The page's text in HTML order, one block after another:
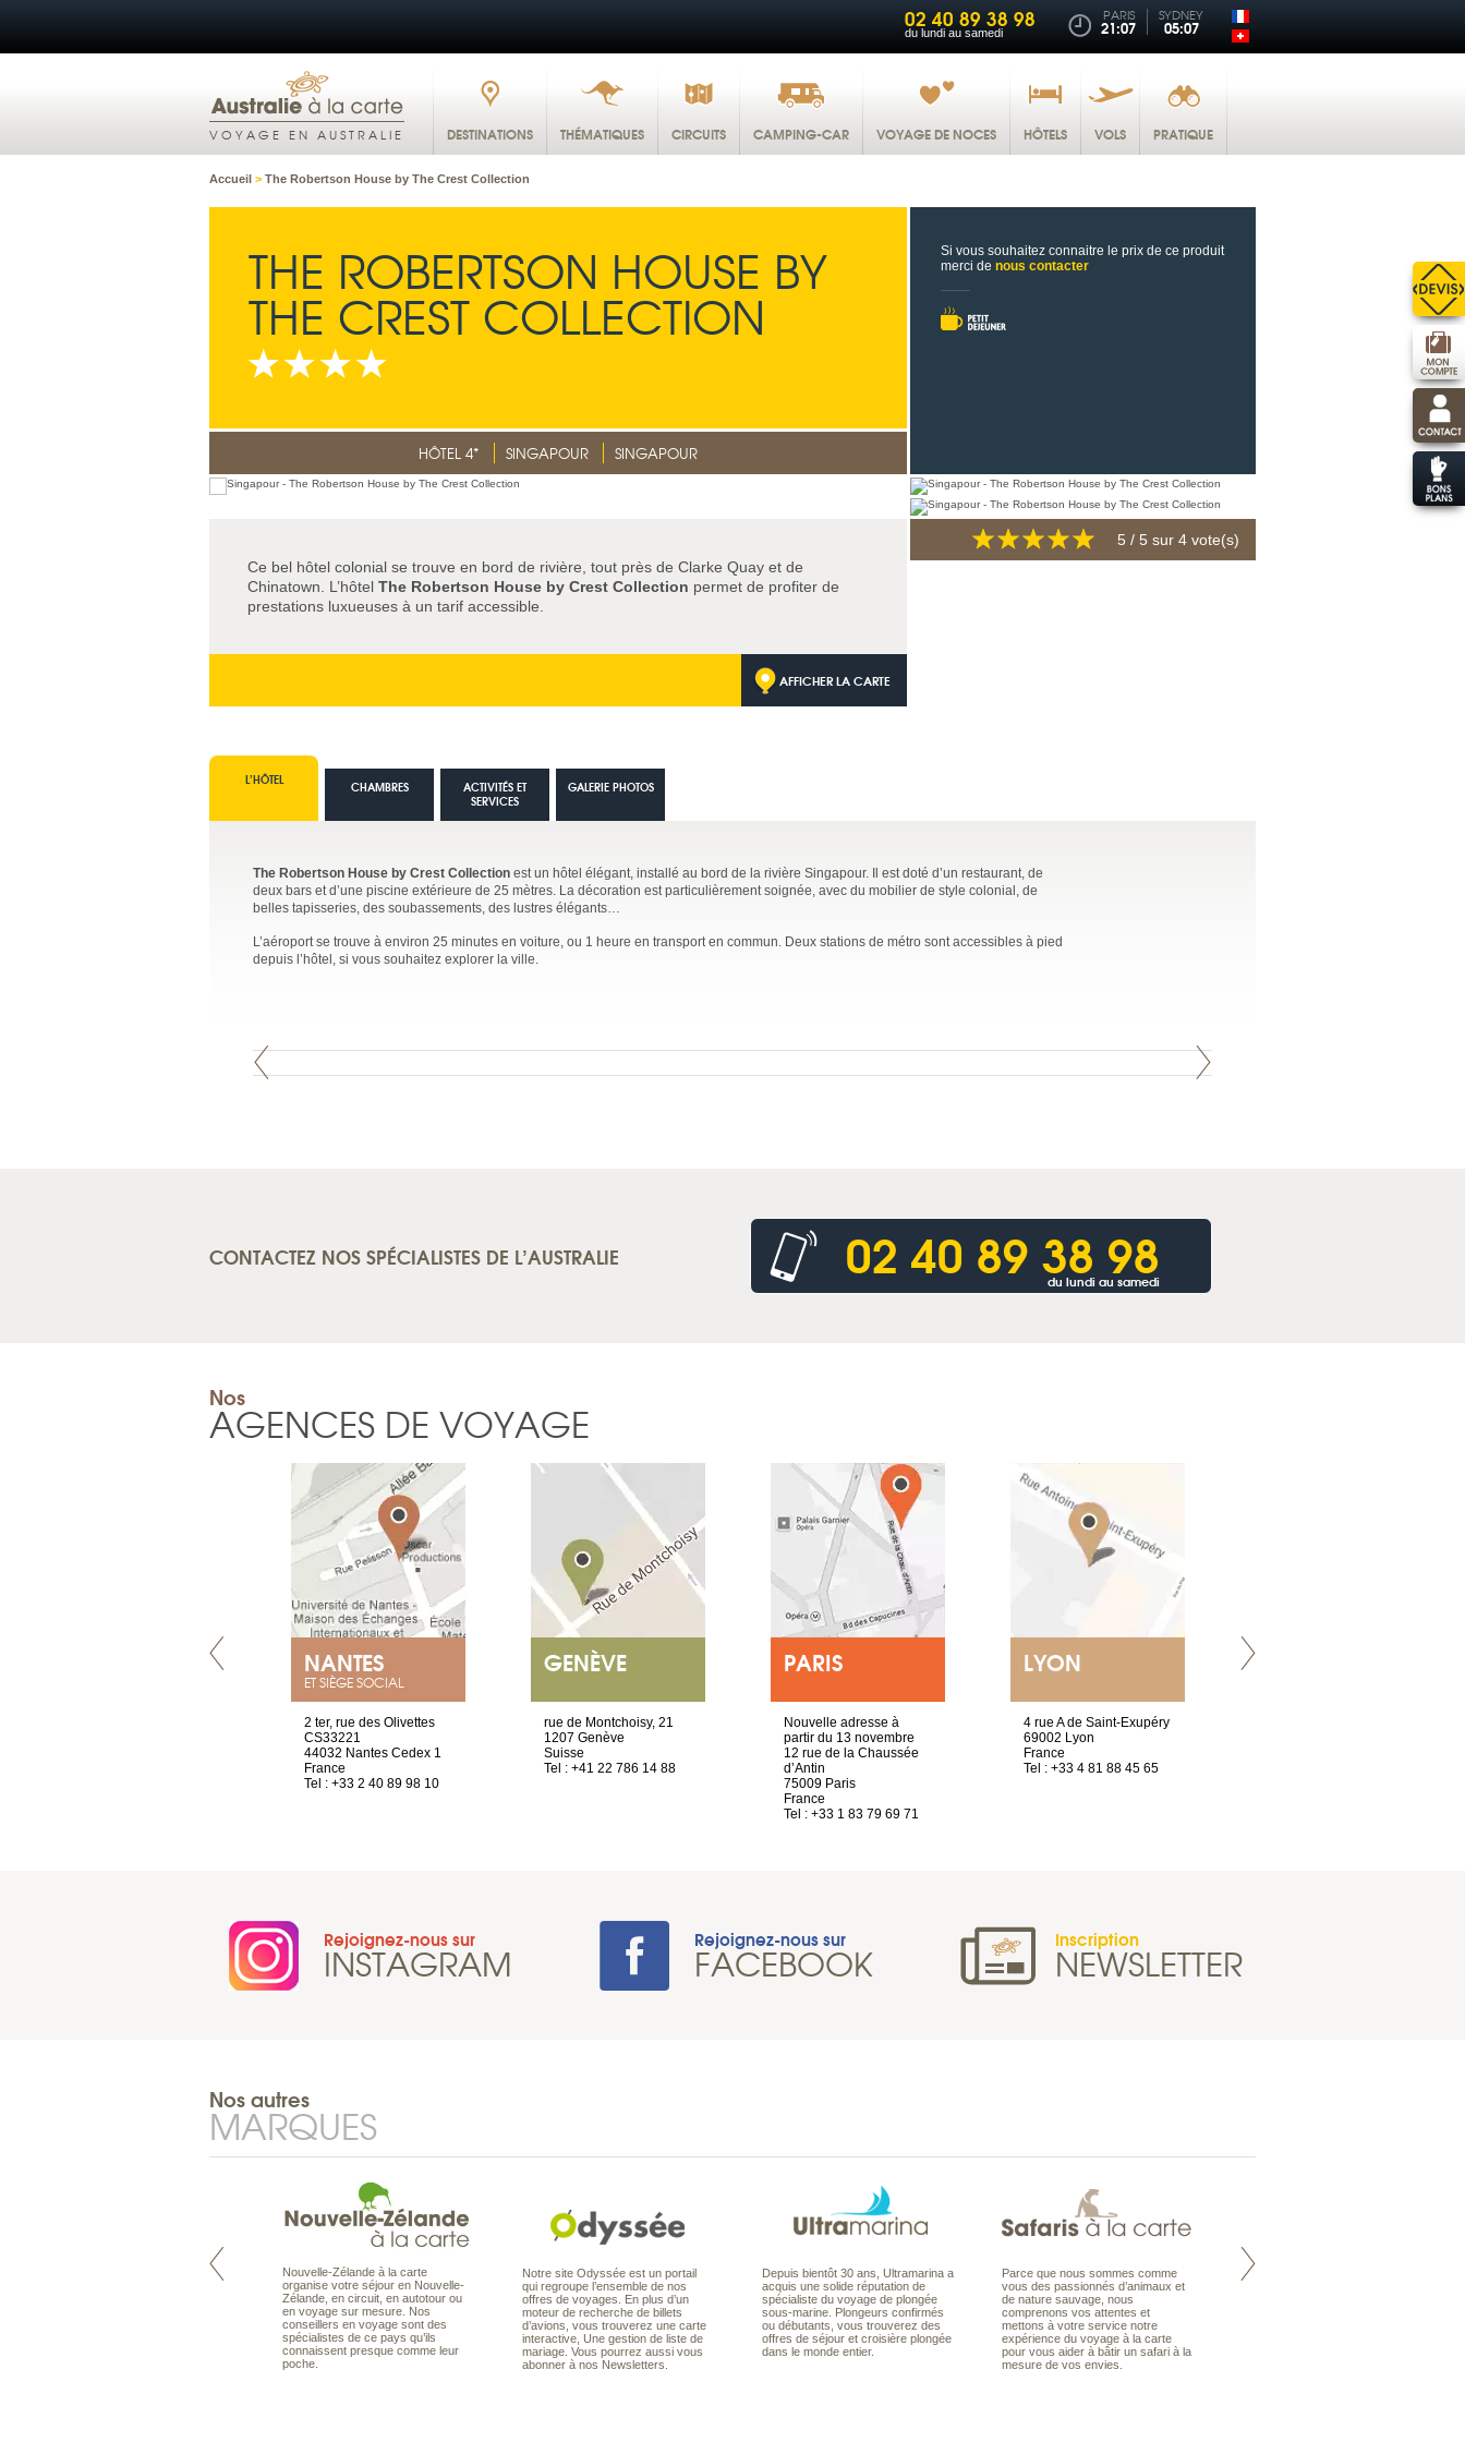
02 40 89 38 98
du lundi au samedi
PARIS
21:07
SYDNEY
05:07
VOYAGE EN AUSTRALIE DESTINATIONS THÉMATIQUES CIRCUITS CAMPING-CAR VOYAGE DE NOCES HÔTELS VOLS PRATIQUE
Accueil > The Robertson House by The Crest Collection
THE ROBERTSON HOUSE BY
THE CREST COLLECTION
HÔTEL 4* SINGAPOUR SINGAPOUR
Si vous souhaitez connaitre le prix de ce produit
merci de nous contacter
Ce bel hôtel colonial se trouve en bord de rivière, tout près de Clarke Quay et de
Chinatown. L’hôtel The Robertson House by Crest Collection permet de profiter de
prestations luxueuses à un tarif accessible.
AFFICHER LA CARTE
5 / 5 sur 4 vote(s)
L’HÔTEL
The Robertson House by Crest Collection est un hôtel élégant, installé au bord de la rivière Singapour. Il est doté d’un restaurant, de
deux bars et d’une piscine extérieure de 25 mètres. La décoration est particulièrement soignée, avec du mobilier de style colonial, de
belles tapisseries, des soubassements, des lustres élégants…
L’aéroport se trouve à environ 25 minutes en voiture, ou 1 heure en transport en commun. Deux stations de métro sont accessibles à pied
depuis l’hôtel, si vous souhaitez explorer la ville.
CHAMBRES
ACTIVITÉS ET
SERVICES
GALERIE PHOTOS
CONTACTEZ NOS SPÉCIALISTES DE L’AUSTRALIE 02 40 89 38 98
du lundi au samedi
Nos
AGENCES DE VOYAGE
NANTES
ET SIÈGE SOCIAL
2 ter, rue des Olivettes
CS33221
44032 Nantes Cedex 1
France
Tel : +33 2 40 89 98 10
GENÈVE
rue de Montchoisy, 21
1207 Genève
Suisse
Tel : +41 22 786 14 88
PARIS
Nouvelle adresse à
partir du 13 novembre
12 rue de la Chaussée
d’Antin
75009 Paris
France
Tel : +33 1 83 79 69 71
LYON
4 rue A de Saint-Exupéry
69002 Lyon
France
Tel : +33 4 81 88 45 65
Rejoignez-nous sur
INSTAGRAM Rejoignez-nous sur
FACEBOOK Inscription
NEWSLETTER
Nos autres
MARQUES
Pacifique à la carte est le spécialiste
Nouvelle-Zélande à la carte
organise votre séjour en Nouvelle-
Zélande, en circuit, en autotour ou
en voyage sur mesure. Nos
conseillers en voyage sont des
spécialistes de ce pays qu’ils
connaissent presque comme leur
poche.
Notre site Odyssée est un portail
qui regroupe l’ensemble de nos
offres de voyages. En plus d’un
moteur de recherche de billets
d’avions, vous trouverez une carte
interactive, Une gestion de liste de
mariage. Vous pourrez aussi vous
abonner à nos Newsletters.
Depuis bientôt 30 ans, Ultramarina a
acquis une solide réputation de
spécialiste du voyage de plongée
sous-marine. Plongeurs confirmés
ou débutants, vous trouverez des
offres de séjour et croisière plongée
dans le monde entier.
Parce que nous sommes comme
vous des passionnés d’animaux et
de nature sauvage, nous
comprenons vos attentes et
mettons à votre service notre
expérience du voyage à la carte
pour vous aider à bâtir un safari à la
mesure de vos envies.
Maldives à la Carte propose tous